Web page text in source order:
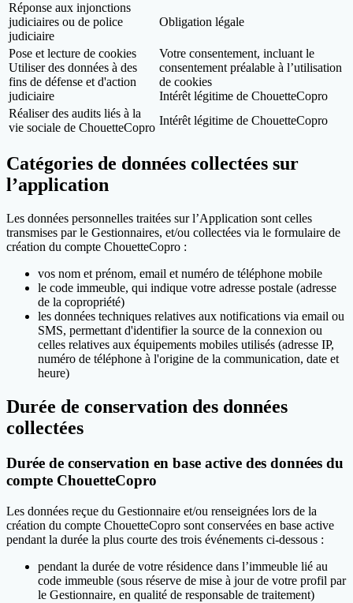
Réponse aux injonctions
judiciaires ou de police
judiciaire
Obligation légale
Pose et lecture de cookies
Utiliser des données à des
fins de défense et d'action
judiciaire
Votre consentement, incluant le
consentement préalable à l’utilisation
de cookies
Intérêt légitime de ChouetteCopro
Réaliser des audits liés à la
vie sociale de ChouetteCopro
Intérêt légitime de ChouetteCopro
Catégories de données collectées sur
l’application
Les données personnelles traitées sur l’Application sont celles
transmises par le Gestionnaires, et/ou collectées via le formulaire de
création du compte ChouetteCopro :
vos nom et prénom, email et numéro de téléphone mobile
le code immeuble, qui indique votre adresse postale (adresse
de la copropriété)
les données techniques relatives aux notifications via email ou
SMS, permettant d'identifier la source de la connexion ou
celles relatives aux équipements mobiles utilisés (adresse IP,
numéro de téléphone à l'origine de la communication, date et
heure)
Durée de conservation des données
collectées
Durée de conservation en base active des données du
compte ChouetteCopro
Les données reçue du Gestionnaire et/ou renseignées lors de la
création du compte ChouetteCopro sont conservées en base active
pendant la durée la plus courte des trois événements ci-dessous :
pendant la durée de votre résidence dans l’immeuble lié au
code immeuble (sous réserve de mise à jour de votre profil par
le Gestionnaire, en qualité de responsable de traitement)